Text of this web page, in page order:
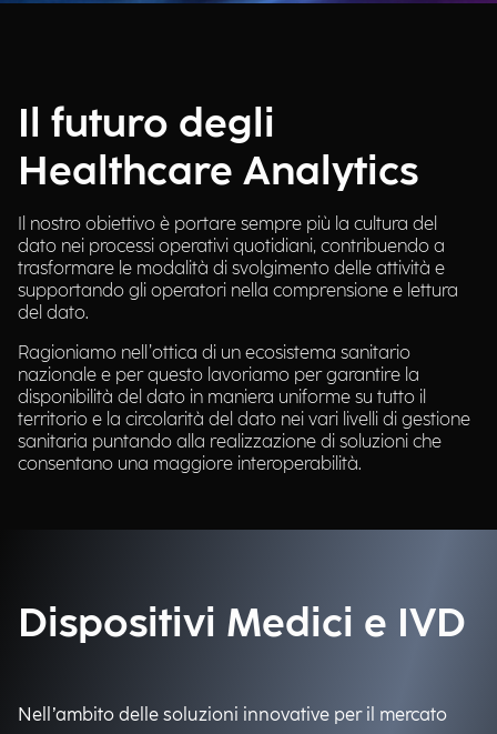
Il futuro degli
Healthcare Analytics
Il nostro obiettivo è portare sempre più la cultura del
dato nei processi operativi quotidiani, contribuendo a
trasformare le modalità di svolgimento delle attività e
supportando gli operatori nella comprensione e lettura
del dato.
Ragioniamo nell’ottica di un ecosistema sanitario
nazionale e per questo lavoriamo per garantire la
disponibilità del dato in maniera uniforme su tutto il
territorio e la circolarità del dato nei vari livelli di gestione
sanitaria puntando alla realizzazione di soluzioni che
consentano una maggiore interoperabilità.
Dispositivi Medici e IVD
Nell’ambito delle soluzioni innovative per il mercato